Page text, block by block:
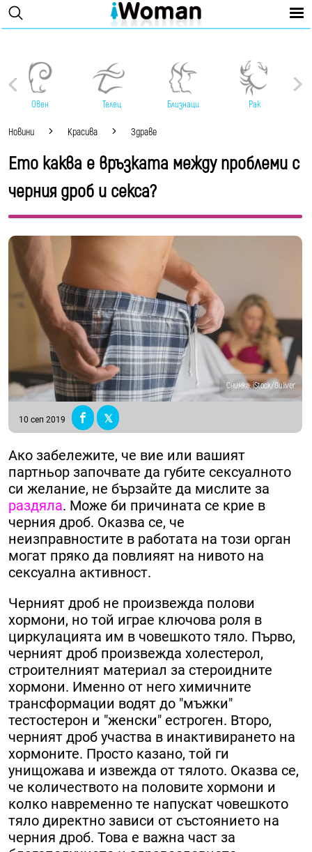
Овен Телец Близнаци Рак
Новини Красива Здраве
Ето каква е връзката между проблеми с
черния дроб и секса?
Снимка: iStock/Guliver
10 сеп 2019
Ако забележите, че вие ​​или вашият
партньор започвате да губите сексуалното
си желание, не бързайте да мислите за
раздяла. Може би причината се крие в
черния дроб. Оказва се, че
неизправностите в работата на този орган
могат пряко да повлияят на нивото на
сексуална активност.
Черният дроб не произвежда полови
хормони, но той играе ключова роля в
циркулацията им в човешкото тяло. Първо,
черният дроб произвежда холестерол,
строителният материал за стероидните
хормони. Именно от него химичните
трансформации водят до "мъжки"
тестостерон и "женски" естроген. Второ,
черният дроб участва в инактивирането на
хормоните. Просто казано, той ги
унищожава и извежда от тялото. Оказва се,
че количеството на половите хормони и
колко навременно те напускат човешкото
тяло директно зависи от състоянието на
черния дроб. Това е важна част за